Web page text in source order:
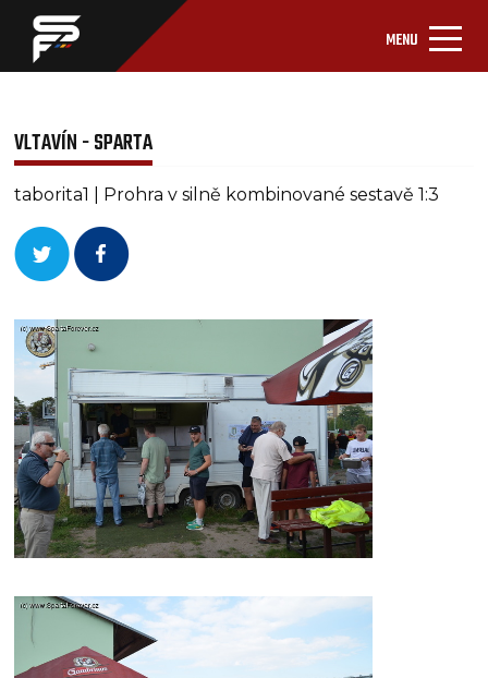
MENU
VLTAVÍN - SPARTA
taborita1 | Prohra v silně kombinované sestavě 1:3